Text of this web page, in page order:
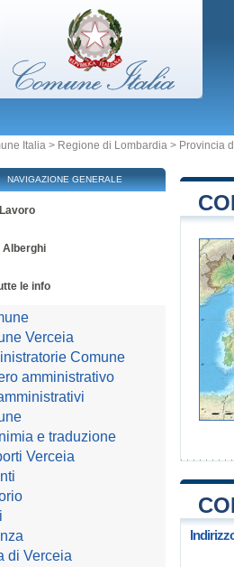
Italia > Regione di Lombardia > Provincia
NAVIGAZIONE GENERALE
Lavoro
Alberghi
le info
Verceia
Comune
amministrativo
e traduzione
Verceia
di Verceia